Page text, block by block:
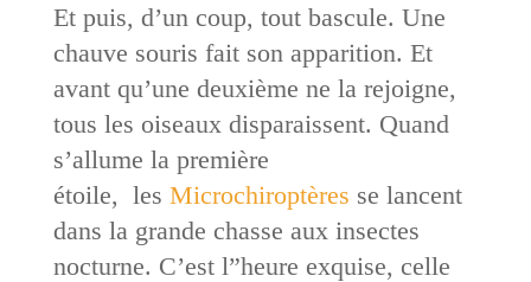
Et puis, d’un coup, tout bascule. Une
chauve souris fait son apparition. Et
avant qu’une deuxième ne la rejoigne,
tous les oiseaux disparaissent. Quand
s’allume la première
étoile, les Microchiroptères se lancent
dans la grande chasse aux insectes
nocturne. C’est l”heure exquise, celle